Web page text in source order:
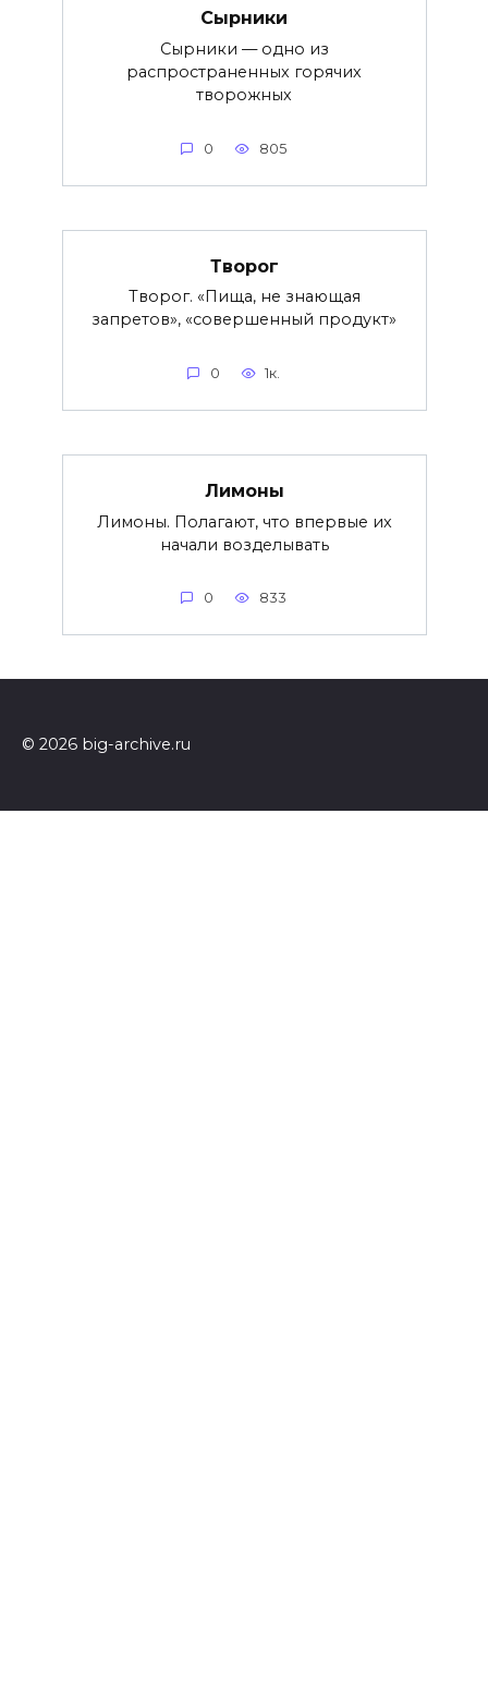
Сырники
Сырники — одно из
распространенных горячих
творожных
0 805
Творог
Творог. «Пища, не знающая
запретов», «совершенный продукт»
0 1к.
Лимоны
Лимоны. Полагают, что впервые их
начали возделывать
0 833
© 2026 big-archive.ru